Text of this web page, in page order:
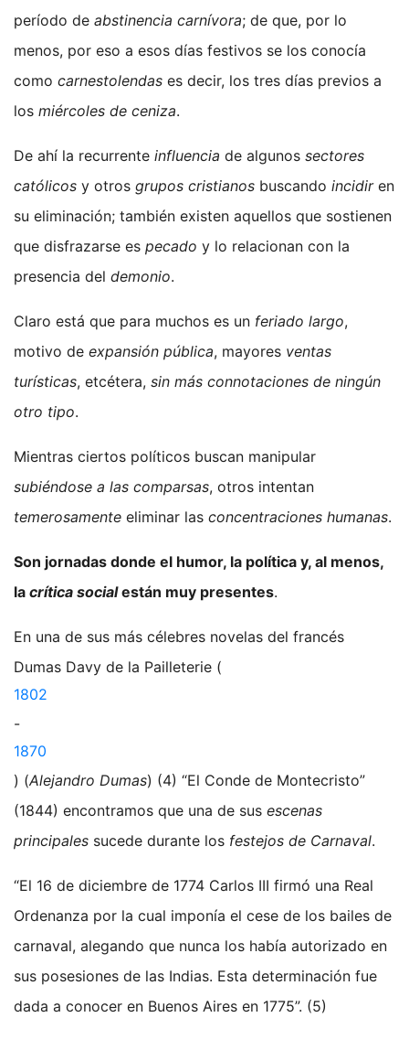
período de abstinencia carnívora; de que, por lo
menos, por eso a esos días festivos se los conocía
como carnestolendas es decir, los tres días previos a
los miércoles de ceniza.
De ahí la recurrente influencia de algunos sectores
católicos y otros grupos cristianos buscando incidiren
su eliminación; también existen aquellos que sostienen
que disfrazarse es pecado y lo relacionan con la
presencia del demonio.
Claro está que para muchos es un feriado largo,
motivo de expansión pública, mayores ventas
turísticas, etcétera, sin más connotaciones de ningún
otro tipo.
Mientras ciertos políticos buscan manipular
subiéndose a las comparsas, otros intentan
temerosamente eliminar las concentraciones humanas.
Son jornadas donde el humor, la política y, al menos,
la crítica socialestán muy presentes.
En una de sus más célebres novelas del francés
Dumas Davy de la Pailleterie (
1802
-
1870
) (Alejandro Dumas) (4) “El Conde de Montecristo”
(1844) encontramos que una de sus escenas
principales sucede durante los festejos de Carnaval.
“El 16 de diciembre de 1774 Carlos III firmó una Real
Ordenanza por la cual imponía el cese de los bailes de
carnaval, alegando que nunca los había autorizado en
sus posesiones de las Indias. Esta determinación fue
dada a conocer en Buenos Aires en 1775”. (5)